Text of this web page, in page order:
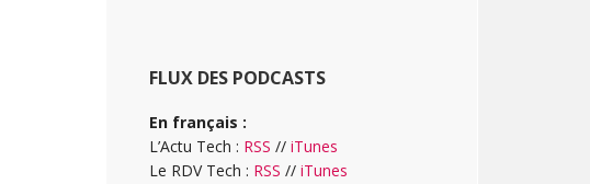
FLUX DES PODCASTS
En français :
L’Actu Tech : RSS // iTunes
Le RDV Tech : RSS // iTunes